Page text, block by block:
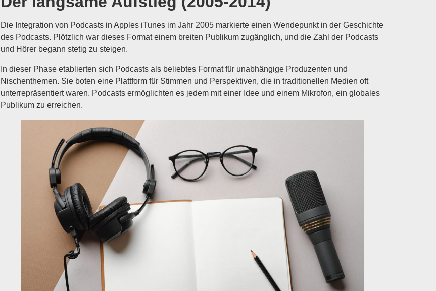
Die Integration von Podcasts in Apples iTunes im Jahr 2005 markierte einen Wendepunkt in der Geschichte
des Podcasts. Plötzlich war dieses Format einem breiten Publikum zugänglich, und die Zahl der Podcasts
und Hörer begann stetig zu steigen.
In dieser Phase etablierten sich Podcasts als beliebtes Format für unabhängige Produzenten und
Nischenthemen. Sie boten eine Plattform für Stimmen und Perspektiven, die in traditionellen Medien oft
unterrepräsentiert waren. Podcasts ermöglichten es jedem mit einer Idee und einem Mikrofon, ein globales
Publikum zu erreichen.